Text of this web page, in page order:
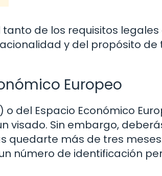
de los requisitos legales
y del propósito de
Europeo
o del Espacio Económico
visado. Sin embargo,
quedarte más de tres
número de identificación